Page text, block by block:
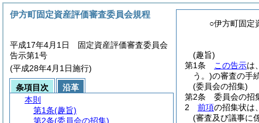
○伊方町固定
(趣旨)
第1条
この告示は、
う。)の審査の手
(委員会の招集)
第2条
委員会の招
2
前項の招集状は
(審査及び議事に
伊方町固定資産評価審査委員会規程
平成17年4月1日 固定資産評価審査委員会
告示第1号
(平成28年4月1日施行)
条項目次
沿革
本則
第1条(趣旨)
第2条(委員会の招集)